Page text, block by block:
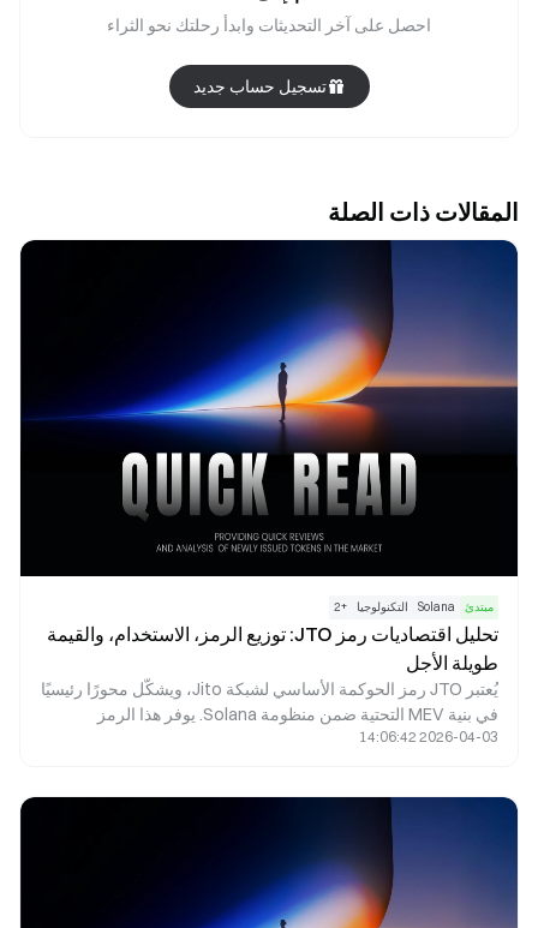
احصل على آخر التحديثات وابدأ رحلتك نحو الثراء
تسجيل حساب جديد
المقالات ذات الصلة
مبتدئ Solana التكنولوجيا +
2
تحليل اقتصاديات رمز JTO: توزيع الرمز، الاستخدام، والقيمة
طويلة الأجل
يُعتبر JTO رمز الحوكمة الأساسي لشبكة Jito، ويشكّل محورًا رئيسيًا
في بنية MEV التحتية ضمن منظومة Solana. يوفر هذا الرمز
إمكانيات حوكمة فعّالة، ويحقق مواءمة بين مصالح المُدقِّقين
2026-04-03 14:06:42